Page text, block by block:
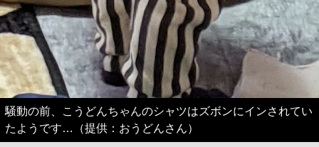
騒動の前、こうどんちゃんのシャツはズボンにインされてい
たようです…（提供：おうどんさん）